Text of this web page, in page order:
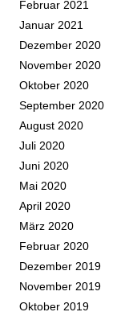
Februar 2021
Januar 2021
Dezember 2020
November 2020
Oktober 2020
September 2020
August 2020
Juli 2020
Juni 2020
Mai 2020
April 2020
März 2020
Februar 2020
Dezember 2019
November 2019
Oktober 2019